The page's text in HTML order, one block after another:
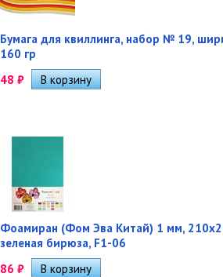
Бумага для квиллинга, набор № 19,
160 гр
48 ₽
Фоамиран (Фом Эва Китай) 1 мм,
зеленая бирюза, F1-06
86 ₽